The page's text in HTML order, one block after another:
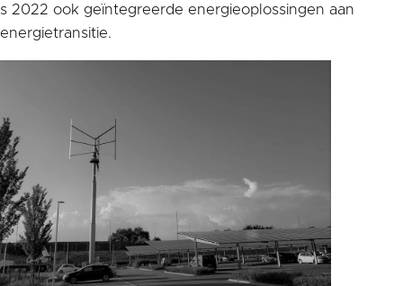
2022 ook geïntegreerde energieoplossingen aan